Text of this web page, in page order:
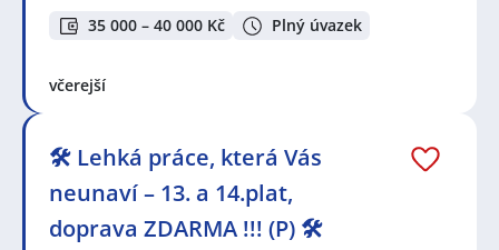
35 000 – 40 000 Kč Plný úvazek
včerejší
🛠️ Lehká práce, která Vás
neunaví – 13. a 14.plat,
doprava ZDARMA !!! (P) 🛠️